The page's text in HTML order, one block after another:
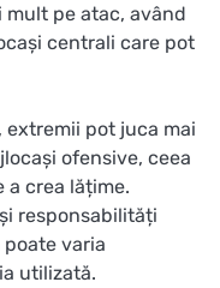
mult pe atac, având
centrali care pot
pot juca mai
ofensive, ceea
a crea lățime.
responsabilități
varia
utilizată.